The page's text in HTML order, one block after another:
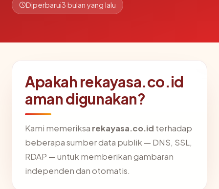
Diperbarui3 bulan yang lalu
Apakah rekayasa.co.id
aman digunakan?
Kami memeriksa rekayasa.co.id terhadap
beberapa sumber data publik — DNS, SSL,
RDAP — untuk memberikan gambaran
independen dan otomatis.